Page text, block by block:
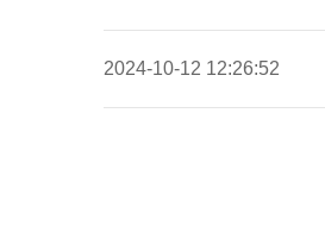
2024-10-12 12:26:52